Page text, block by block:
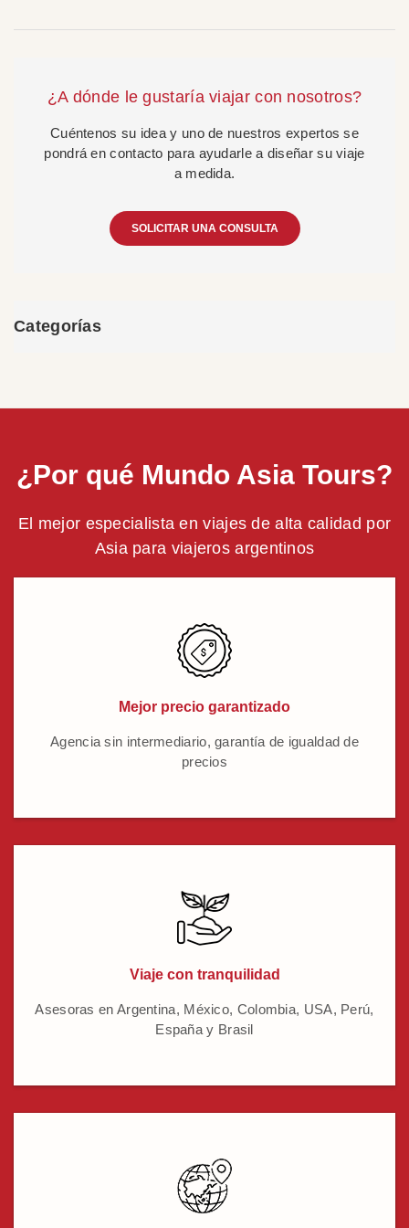
¿A dónde le gustaría viajar con nosotros?
Cuéntenos su idea y uno de nuestros expertos se
pondrá en contacto para ayudarle a diseñar su viaje
a medida.
SOLICITAR UNA CONSULTA
Categorías
¿Por qué Mundo Asia Tours?
El mejor especialista en viajes de alta calidad por
Asia para viajeros argentinos
Mejor precio garantizado
Agencia sin intermediario, garantía de igualdad de
precios
Viaje con tranquilidad
Asesoras en Argentina, México, Colombia, USA, Perú,
España y Brasil